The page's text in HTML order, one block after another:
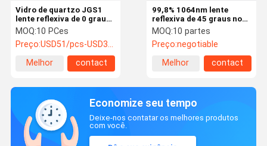
Vidro de quartzo JGS1
lente reflexiva de 0 graus
para o laser do
Alexandrite
MOQ:10 PCes
Preço:USD51/pcs-USD38/pcs
Melhor
contact
99,8% 1064nm lente
reflexiva de 45 graus no
instrumento ótico
MOQ:10 partes
Preço:negotiable
Melhor
contact
Economize seu tempo
Deixe-nos contatar os melhores produtos
com você.